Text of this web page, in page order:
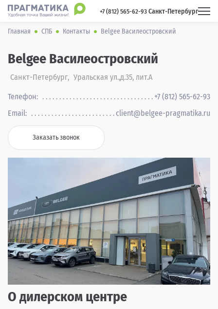
+7 (812) 565-62-93 Санкт-Петербург
Главная СПБ Контакты Belgee Василеостровский
Belgee Василеостровский
Санкт-Петербург, Уральская ул.,д.35, лит.А
Телефон:
+7 (812) 565-62-93
Email:
client@belgee-pragmatika.ru
Заказать звонок
О дилерском центре